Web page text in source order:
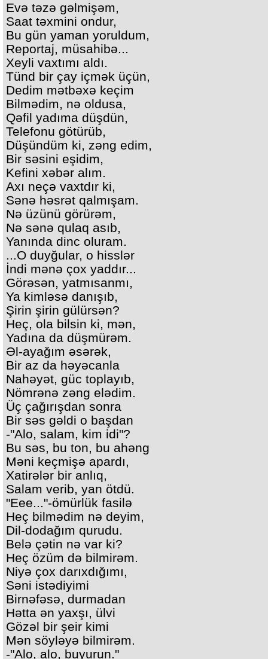
Evə təzə gəlmişəm,
Saat təxmini ondur,
Bu gün yaman yoruldum,
Reportaj, müsahibə...
Xeyli vaxtımı aldı.
Tünd bir çay içmək üçün,
Dedim mətbəxə keçim
Bilmədim, nə oldusa,
Qəfil yadıma düşdün,
Telefonu götürüb,
Düşündüm ki, zəng edim,
Bir səsini eşidim,
Kefini xəbər alım.
Axı neçə vaxtdır ki,
Sənə həsrət qalmışam.
Nə üzünü görürəm,
Nə sənə qulaq asıb,
Yanında dinc oluram.
...O duyğular, o hisslər
İndi mənə çox yaddır...
Görəsən, yatmısanmı,
Ya kimləsə danışıb,
Şirin şirin gülürsən?
Heç, ola bilsin ki, mən,
Yadına da düşmürəm.
Əl-ayağım əsərək,
Bir az da həyəcanla
Nahəyət, güc toplayıb,
Nömrənə zəng elədim.
Üç çağırışdan sonra
Bir səs gəldi o başdan
-"Alo, salam, kim idi"?
Bu səs, bu ton, bu ahəng
Məni keçmişə apardı,
Xatirələr bir anlıq,
Salam verib, yan ötdü.
"Eee..."-ömürlük fasilə
Heç bilmədim nə deyim,
Dil-dodağım qurudu.
Belə çətin nə var ki?
Heç özüm də bilmirəm.
Niyə çox darıxdığımı,
Səni istədiyimi
Birnəfəsə, durmadan
Hətta ən yaxşı, ülvi
Gözəl bir şeir kimi
Mən söyləyə bilmirəm.
-"Alo, alo, buyurun."